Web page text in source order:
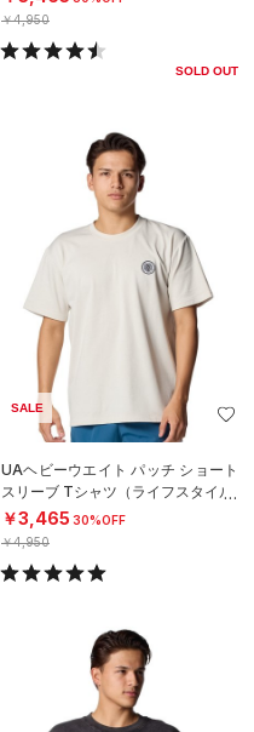
￥4,950
SOLD OUT
SALE
UAヘビーウエイト パッチ ショート
スリーブ Tシャツ（ライフスタイル/
MEN）
￥3,465 30%OFF
￥4,950